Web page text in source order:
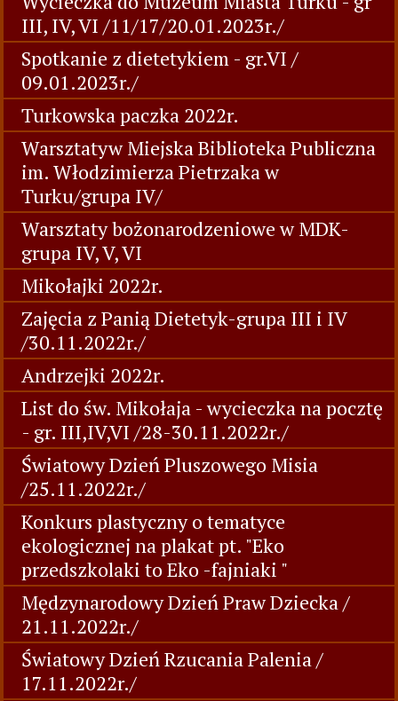
III, IV, VI /11/17/20.01.2023r./
Spotkanie z dietetykiem - gr.VI /
09.01.2023r./
Turkowska paczka 2022r.
Warsztatyw Miejska Biblioteka Publiczna
im. Włodzimierza Pietrzaka w
Turku/grupa IV/
Warsztaty bożonarodzeniowe w MDK-
grupa IV, V, VI
Mikołajki 2022r.
Zajęcia z Panią Dietetyk-grupa III i IV
/30.11.2022r./
Andrzejki 2022r.
List do św. Mikołaja - wycieczka na pocztę
- gr. III,IV,VI /28-30.11.2022r./
Światowy Dzień Pluszowego Misia
/25.11.2022r./
Konkurs plastyczny o tematyce
ekologicznej na plakat pt. "Eko
przedszkolaki to Eko -fajniaki "
Mędzynarodowy Dzień Praw Dziecka /
21.11.2022r./
Światowy Dzień Rzucania Palenia /
17.11.2022r./